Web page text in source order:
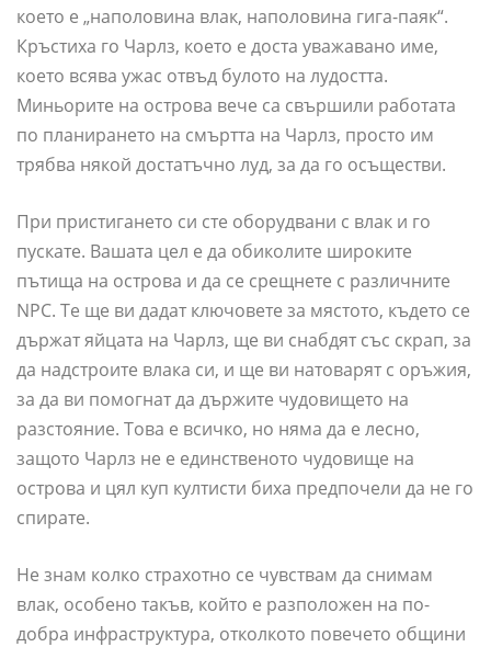
което е „наполовина влак, наполовина гига-паяк“.
Кръстиха го Чарлз, което е доста уважавано име,
което всява ужас отвъд булото на лудостта.
Миньорите на острова вече са свършили работата
по планирането на смъртта на Чарлз, просто им
трябва някой достатъчно луд, за да го осъществи.
При пристигането си сте оборудвани с влак и го
пускате. Вашата цел е да обиколите широките
пътища на острова и да се срещнете с различните
NPC. Те ще ви дадат ключовете за мястото, където се
държат яйцата на Чарлз, ще ви снабдят със скрап, за
да надстроите влака си, и ще ви натоварят с оръжия,
за да ви помогнат да държите чудовището на
разстояние. Това е всичко, но няма да е лесно,
защото Чарлз не е единственото чудовище на
острова и цял куп култисти биха предпочели да не го
спирате.
Не знам колко страхотно се чувствам да снимам
влак, особено такъв, който е разположен на по-
добра инфраструктура, отколкото повечето общини